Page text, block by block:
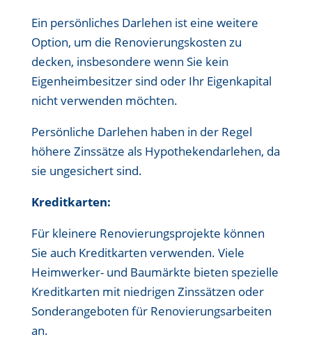
Ein persönliches Darlehen ist eine weitere
Option, um die Renovierungskosten zu
decken, insbesondere wenn Sie kein
Eigenheimbesitzer sind oder Ihr Eigenkapital
nicht verwenden möchten.
Persönliche Darlehen haben in der Regel
höhere Zinssätze als Hypothekendarlehen, da
sie ungesichert sind.
Kreditkarten:
Für kleinere Renovierungsprojekte können
Sie auch Kreditkarten verwenden. Viele
Heimwerker- und Baumärkte bieten spezielle
Kreditkarten mit niedrigen Zinssätzen oder
Sonderangeboten für Renovierungsarbeiten
an.